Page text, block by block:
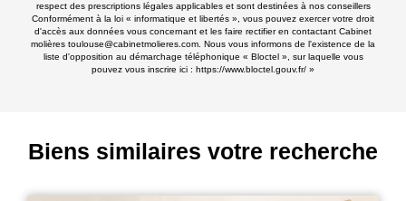
respect des prescriptions légales applicables et sont destinées à nos conseillers
Conformément à la loi « informatique et libertés », vous pouvez exercer votre droit
d'accès aux données vous concernant et les faire rectifier en contactant Cabinet
molières toulouse@cabinetmolieres.com. Nous vous informons de l'existence de la
liste d'opposition au démarchage téléphonique « Bloctel », sur laquelle vous
pouvez vous inscrire ici : https://www.bloctel.gouv.fr/ »
Biens similaires votre recherche